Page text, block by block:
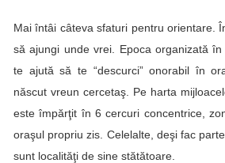
Mai întâi câteva sfaturi pentru orientare.
să ajungi unde vrei. Epoca organizată
te ajută să te “descurci” onorabil în
născut vreun cercetaş. Pe harta
este împărţit în 6 cercuri concentrice,
oraşul propriu zis. Celelalte, deşi fac
sunt localităţi de sine stătătoare.